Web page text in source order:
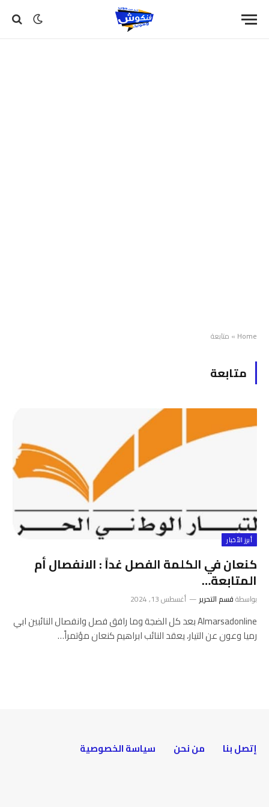
Home
» متابعة
متابعة
أبرز الأخبار
كنعان في الكلمة الفصل غداً : الانفصال أم
المتابعة…
بواسطةقسم التحرير أغسطس 13, 2024
Almarsadonline بعد كل الضجة وما رافق فصل وانفصال النائبين ابي
رميا وعون عن التيار، يعقد النائب ابراهيم كنعان مؤتمراً…
إتصل بنا من نحن سياسة الخصوصية